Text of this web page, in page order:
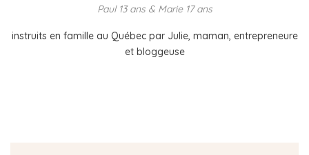
Paul 13 ans & Marie 17 ans
instruits en famille au Québec par Julie, maman, entrepreneure
et bloggeuse